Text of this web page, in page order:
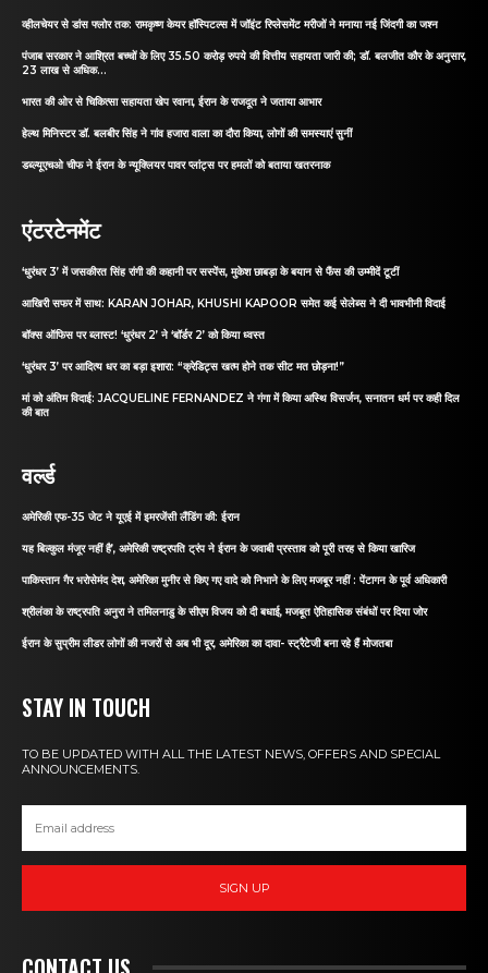
व्हीलचेयर से डांस फ्लोर तक: रामकृष्ण केयर हॉस्पिटल्स में जॉइंट रिप्लेसमेंट मरीजों ने मनाया नई जिंदगी का जश्न
पंजाब सरकार ने आश्रित बच्चों के लिए 35.50 करोड़ रुपये की वित्तीय सहायता जारी की; डॉ. बलजीत कौर के अनुसार,
23 लाख से अधिक...
भारत की ओर से चिकित्सा सहायता खेप रवाना, ईरान के राजदूत ने जताया आभार
हेल्थ मिनिस्टर डॉ. बलबीर सिंह ने गांव हजारा वाला का दौरा किया, लोगों की समस्याएं सुनीं
डब्ल्यूएचओ चीफ ने ईरान के न्यूक्लियर पावर प्लांट्स पर हमलों को बताया खतरनाक
एंटरटेनमेंट
‘धुरंधर 3’ में जसकीरत सिंह रांगी की कहानी पर सस्पेंस, मुकेश छाबड़ा के बयान से फैंस की उम्मीदें टूटीं
आखिरी सफर में साथ: KARAN JOHAR, KHUSHI KAPOOR समेत कई सेलेब्स ने दी भावभीनी विदाई
बॉक्स ऑफिस पर ब्लास्ट! ‘धुरंधर 2’ ने ‘बॉर्डर 2’ को किया ध्वस्त
‘धुरंधर 3’ पर आदित्य धर का बड़ा इशारा: “क्रेडिट्स खत्म होने तक सीट मत छोड़ना!”
मां को अंतिम विदाई: JACQUELINE FERNANDEZ ने गंगा में किया अस्थि विसर्जन, सनातन धर्म पर कही दिल
की बात
वर्ल्ड
अमेरिकी एफ-35 जेट ने यूएई में इमरजेंसी लैंडिंग की: ईरान
यह बिल्कुल मंजूर नहीं है’, अमेरिकी राष्ट्रपति ट्रंप ने ईरान के जवाबी प्रस्ताव को पूरी तरह से किया खारिज
पाकिस्तान गैर भरोसेमंद देश, अमेरिका मुनीर से किए गए वादे को निभाने के लिए मजबूर नहीं : पेंटागन के पूर्व अधिकारी
श्रीलंका के राष्ट्रपति अनुरा ने तमिलनाडु के सीएम विजय को दी बधाई, मजबूत ऐतिहासिक संबंधों पर दिया जोर
ईरान के सुप्रीम लीडर लोगों की नजरों से अब भी दूर, अमेरिका का दावा- स्ट्रैटेजी बना रहे हैं मोजतबा
STAY IN TOUCH
TO BE UPDATED WITH ALL THE LATEST NEWS, OFFERS AND SPECIAL
ANNOUNCEMENTS.
SIGN UP